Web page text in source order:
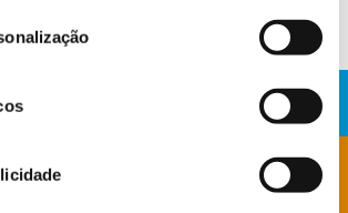
de algo específico?